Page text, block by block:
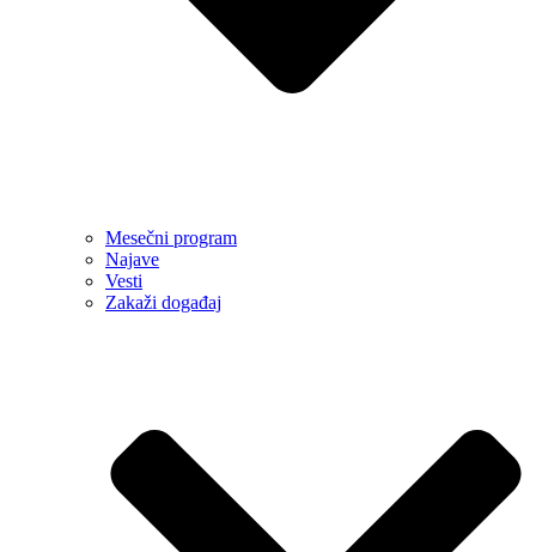
Mesečni program
Najave
Vesti
Zakaži događaj